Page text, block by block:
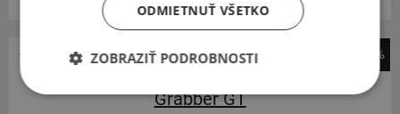
-29%
Grabber GT
ODMIETNUŤ VŠETKO
ZOBRAZIŤ PODROBNOSTI